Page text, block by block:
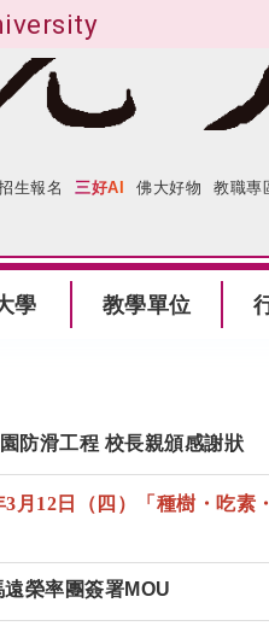
生報名 三好AI 佛大好物 教職專
學 教學單位
防滑工程 校長親頒感謝狀
3 月 12 日（四）「種樹・吃素
榮率團簽署MOU